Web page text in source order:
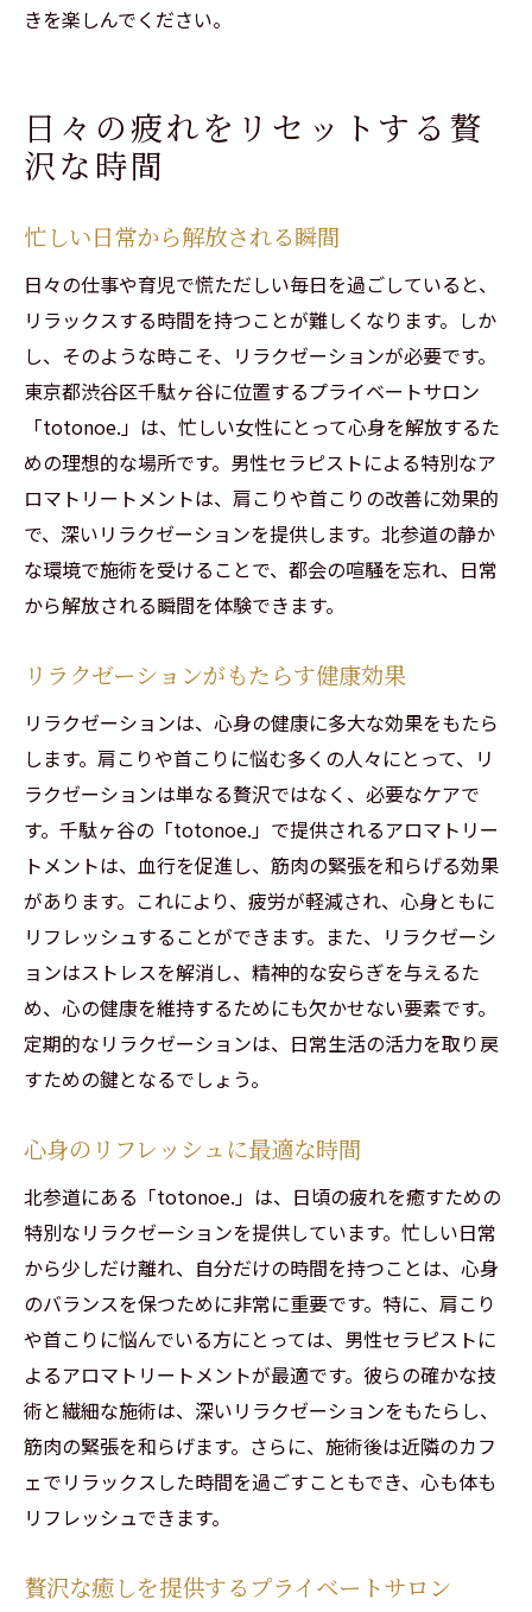
きを楽しんでください。
日々の疲れをリセットする贅
沢な時間
忙しい日常から解放される瞬間
日々の仕事や育児で慌ただしい毎日を過ごしていると、
リラックスする時間を持つことが難しくなります。しか
し、そのような時こそ、リラクゼーションが必要です。
東京都渋谷区千駄ヶ谷に位置するプライベートサロン
「totonoe.」は、忙しい女性にとって心身を解放するた
めの理想的な場所です。男性セラピストによる特別なア
ロマトリートメントは、肩こりや首こりの改善に効果的
で、深いリラクゼーションを提供します。北参道の静か
な環境で施術を受けることで、都会の喧騒を忘れ、日常
から解放される瞬間を体験できます。
リラクゼーションがもたらす健康効果
リラクゼーションは、心身の健康に多大な効果をもたら
します。肩こりや首こりに悩む多くの人々にとって、リ
ラクゼーションは単なる贅沢ではなく、必要なケアで
す。千駄ヶ谷の「totonoe.」で提供されるアロマトリー
トメントは、血行を促進し、筋肉の緊張を和らげる効果
があります。これにより、疲労が軽減され、心身ともに
リフレッシュすることができます。また、リラクゼーシ
ョンはストレスを解消し、精神的な安らぎを与えるた
め、心の健康を維持するためにも欠かせない要素です。
定期的なリラクゼーションは、日常生活の活力を取り戻
すための鍵となるでしょう。
心身のリフレッシュに最適な時間
北参道にある「totonoe.」は、日頃の疲れを癒すための
特別なリラクゼーションを提供しています。忙しい日常
から少しだけ離れ、自分だけの時間を持つことは、心身
のバランスを保つために非常に重要です。特に、肩こり
や首こりに悩んでいる方にとっては、男性セラピストに
よるアロマトリートメントが最適です。彼らの確かな技
術と繊細な施術は、深いリラクゼーションをもたらし、
筋肉の緊張を和らげます。さらに、施術後は近隣のカフ
ェでリラックスした時間を過ごすこともでき、心も体も
リフレッシュできます。
贅沢な癒しを提供するプライベートサロン